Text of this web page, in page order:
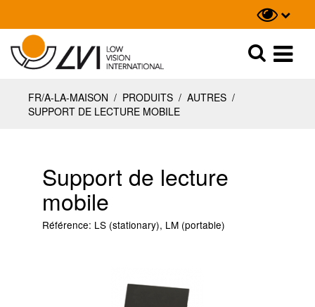
Recherche
FR/A-LA-MAISON / PRODUITS / AUTRES /
SUPPORT DE LECTURE MOBILE
Support de lecture
mobile
Référence: LS (stationary), LM (portable)